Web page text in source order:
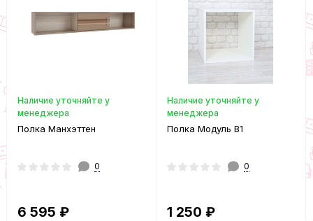
Наличие уточняйте у
менеджера
Полка Манхэттен
0
6 595 ₽
Наличие уточняйте у
менеджера
Полка Модуль В1
0
1 250 ₽